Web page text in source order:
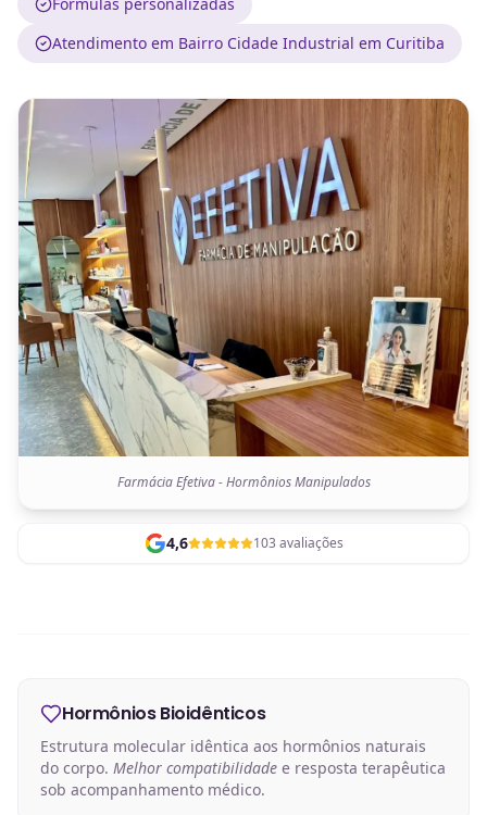
Atendimento em Bairro Cidade Industrial em Curitiba
Farmácia Efetiva - Hormônios Manipulados
4,6 103 avaliações
Hormônios Bioidênticos
Estrutura molecular idêntica aos hormônios naturais
do corpo. Melhor compatibilidade e resposta terapêutica
sob acompanhamento médico.